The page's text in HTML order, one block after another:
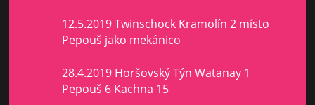
12.5.2019 Twinschock Kramolín 2 místo
Pepouš jako mekánico
28.4.2019 Horšovský Týn Watanay 1
Pepouš 6 Kachna 15